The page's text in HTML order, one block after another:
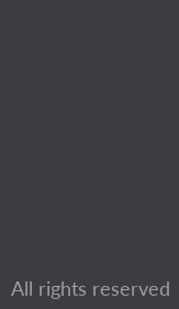
All rights reserved